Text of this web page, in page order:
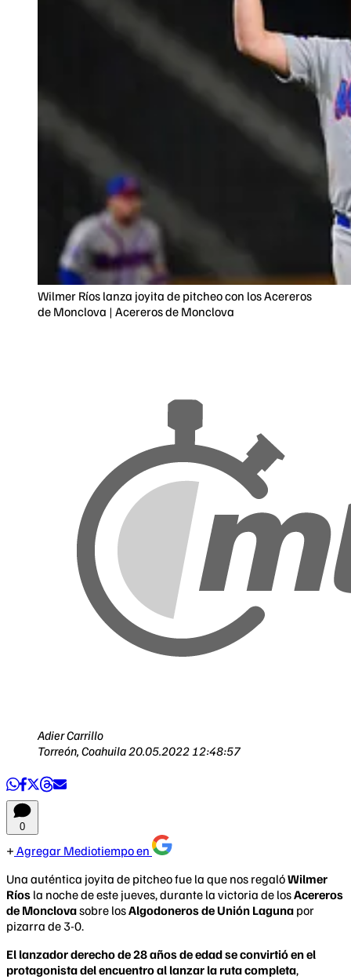
Wilmer Ríos lanza joyita de pitcheo con los Acereros
de Monclova | Acereros de Monclova
Adier Carrillo
Torreón, Coahuila20.05.2022 12:48:57
0
Agregar Mediotiempo en
Una auténtica joyita de pitcheo fue la que nos regalóWilmer
Ríos la noche de este jueves, durante la victoria de losAcereros
de Monclovasobre losAlgodoneros de Unión Laguna por
pizarra de 3-0.
El lanzador derecho de 28 años de edad se convirtió en el
protagonista del encuentro al lanzar la ruta completa,